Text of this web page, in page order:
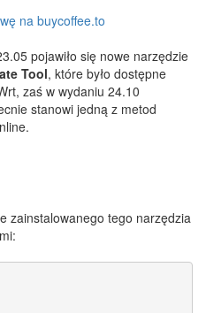
pojawiło się nowe narzędzie
Tool, które było dostępne
zaś w wydaniu 24.10
stanowi jedną z metod
zainstalowanego tego narzędzia